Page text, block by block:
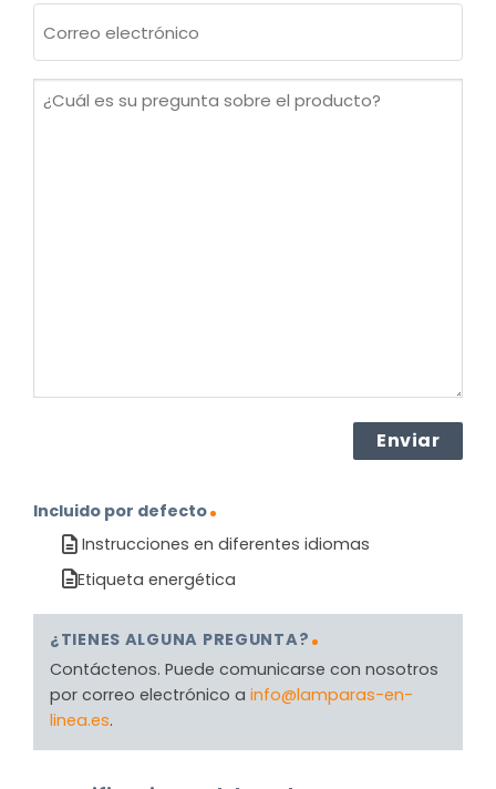
electrónico
¿Cuál
Incluido por defecto
Instrucciones en diferentes idiomas
Etiqueta energética
¿TIENES ALGUNA PREGUNTA?
Contáctenos. Puede comunicarse con nosotros
por correo electrónico a info@lamparas-en-
linea.es.